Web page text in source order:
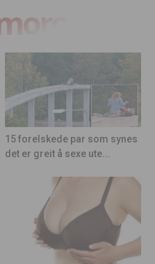
15 forelskede par som synes
det er greit å sexe ute...